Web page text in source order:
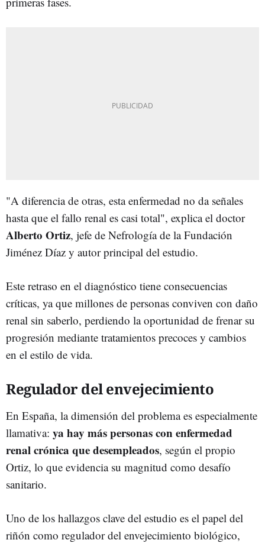
"A diferencia de otras, esta enfermedad no da señales
hasta que el fallo renal es casi total", explica el doctor
Alberto Ortiz, jefe de Nefrología de la Fundación
Jiménez Díaz y autor principal del estudio.
Este retraso en el diagnóstico tiene consecuencias
críticas, ya que millones de personas conviven con daño
renal sin saberlo, perdiendo la oportunidad de frenar su
progresión mediante tratamientos precoces y cambios
en el estilo de vida.
Regulador del envejecimiento
En España, la dimensión del problema es especialmente
llamativa: ya hay más personas con enfermedad
renal crónica que desempleados, según el propio
Ortiz, lo que evidencia su magnitud como desafío
sanitario.
Uno de los hallazgos clave del estudio es el papel del
riñón como regulador del envejecimiento biológico,